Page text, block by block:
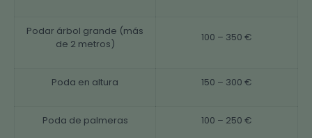
Podar árbol grande (más
de 2 metros)
100 – 350 €
Poda en altura 150 – 300 €
Poda de palmeras 100 – 250 €